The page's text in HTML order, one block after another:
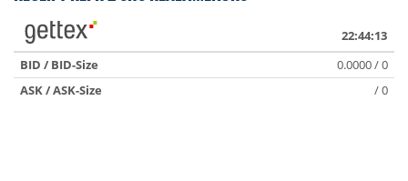
22:44:13
BID / BID-Size
0.0000 / 0
ASK / ASK-Size
/ 0